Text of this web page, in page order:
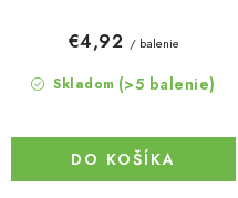
Skladom (>5 balenie)
€4,92 / balenie
DO KOŠÍKA